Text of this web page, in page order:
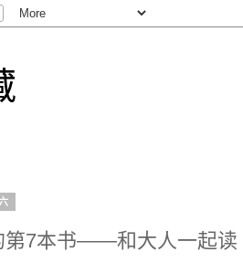
第7本书——和大人一起读